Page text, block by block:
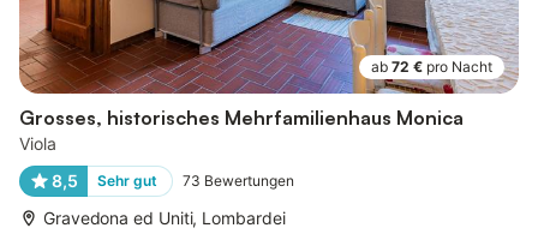
ab 72 € pro Nacht
Grosses, historisches Mehrfamilienhaus Monica
Viola
8,5
Sehr gut 73 Bewertungen
Gravedona ed Uniti, Lombardei